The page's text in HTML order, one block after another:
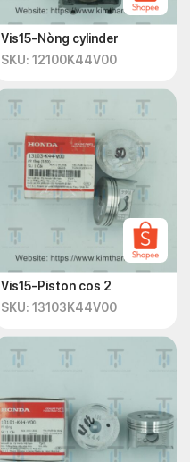
Vis15-Nòng cylinder
SKU: 12100K44V00
Vis15-Piston cos 2
SKU: 13103K44V00